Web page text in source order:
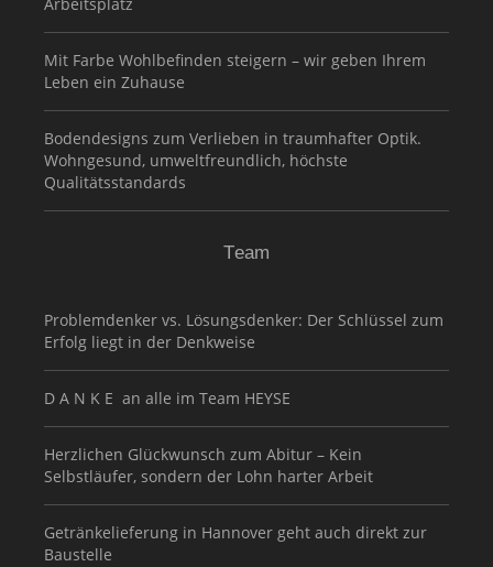
Mit Farbe Wohlbefinden steigern – wir geben Ihrem
Leben ein Zuhause
Bodendesigns zum Verlieben in traumhafter Optik.
Wohngesund, umweltfreundlich, höchste
Qualitätsstandards
Team
Problemdenker vs. Lösungsdenker: Der Schlüssel zum
Erfolg liegt in der Denkweise
D A N K E an alle im Team HEYSE
Herzlichen Glückwunsch zum Abitur – Kein
Selbstläufer, sondern der Lohn harter Arbeit
Getränkelieferung in Hannover geht auch direkt zur
Baustelle